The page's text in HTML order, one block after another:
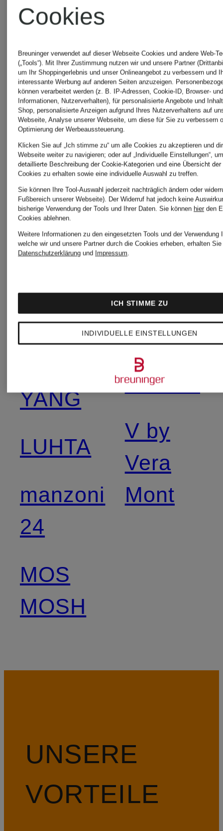
Calvin
Klein
Jeans
Chloé
DIDRIKSONS
Emily
VAN
DEN
BERGH
YANG
LUHTA
manzoni
24
MOS
MOSH
TORINO
RAGMAN
someday
STELLA
TONNO
&
PANNA
V by
Vera
Mont
UNSERE
VORTEILE
Cookies
Breuninger verwendet auf dieser Webseite Cookies und andere Web-
(„Tools“). Mit Ihrer Zustimmung nutzen wir und unsere Partner
um Ihr Shoppingerlebnis und unser Onlineangebot zu verbessern und
interessante Werbung auf anderen Seiten anzuzeigen.
können verarbeitet werden (z. B. IP-Adressen, Cookie-ID, Browser-
Informationen, Nutzerverhalten), für personalisierte Angebote und
Shop, personalisierte Anzeigen aufgrund Ihres Nutzerverhaltens auf
Webseite, Analyse unserer Webseite, um diese für Sie zu verbessern
Optimierung der Werbeaussteuerung.
Klicken Sie auf „Ich stimme zu“ um alle Cookies zu akzeptieren und
Webseite weiter zu navigieren; oder auf „Individuelle Einstellungen“,
detaillierte Beschreibung der Cookie-Kategorien und eine Übersicht
Cookies zu erhalten sowie eine individuelle Auswahl zu treffen.
Sie können Ihre Tool-Auswahl jederzeit nachträglich ändern oder
Fußbereich unserer Webseite). Der Widerruf hat jedoch keine
bisherige Verwendung der Tools und Ihrer Daten. Sie können hier den
Cookies ablehnen.
Weitere Informationen zu den eingesetzten Tools und der Verwendung
welche wir und unsere Partner durch die Cookies erheben, erhalten
Datenschutzerklärung und Impressum.
INDIVIDUELLE EINSTELLUNGEN
ICH STIMME ZU